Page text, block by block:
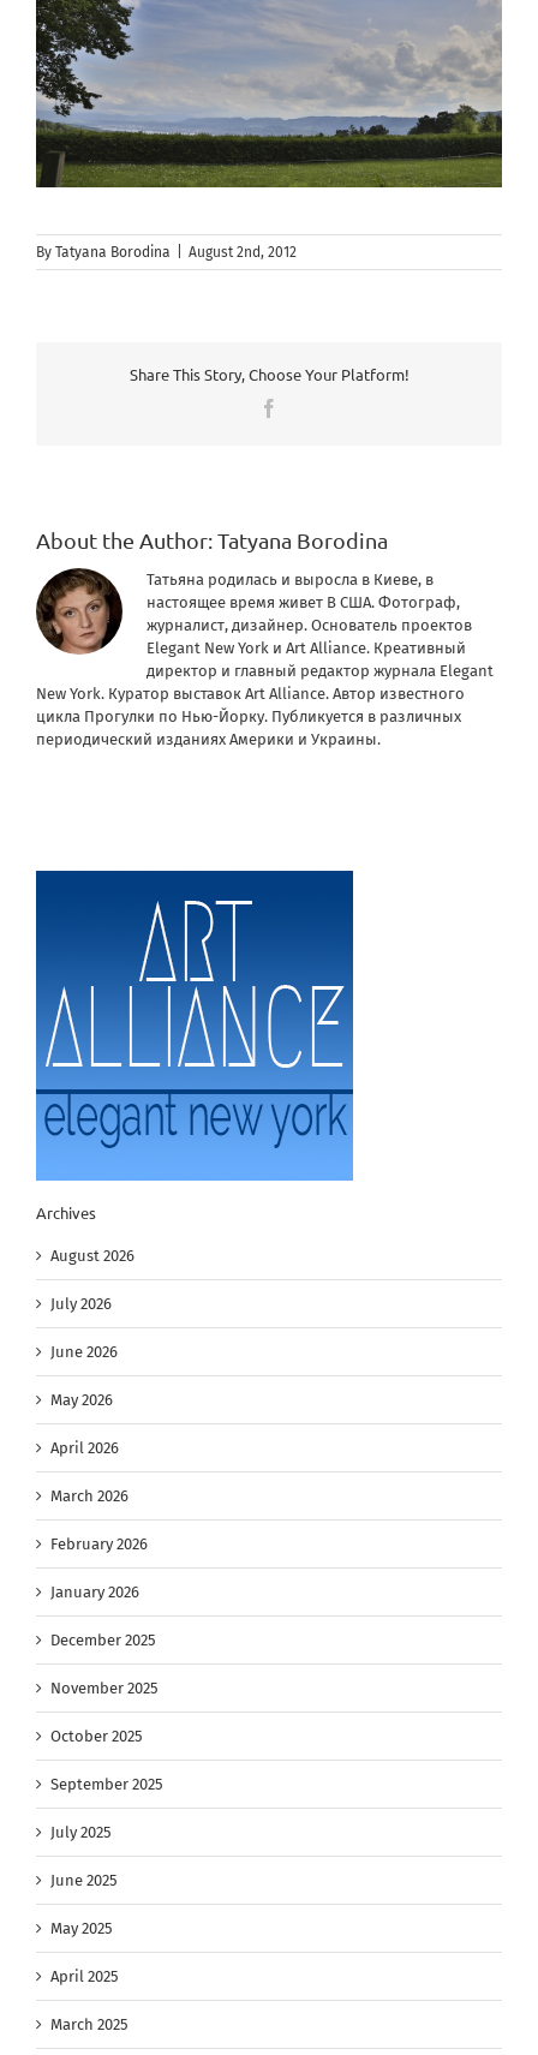
By Tatyana Borodina August 2nd, 2012
Share This Story, Choose Your Platform!
About the Author:Tatyana Borodina
Татьяна родилась и выросла в Киеве, в
настоящее время живет В США. Фотограф,
журналист, дизайнер. Основатель проектов
Elegant New York и Art Alliance. Креативный
директор и главный редактор журнала Elegant
New York. Куратор выставок Art Alliance. Автор известного
цикла Прогулки по Нью-Йорку. Публикуется в различных
периодический изданиях Америки и Украины.
Archives
August 2026
July 2026
June 2026
May 2026
April 2026
March 2026
February 2026
January 2026
December 2025
November 2025
October 2025
September 2025
July 2025
June 2025
May 2025
April 2025
March 2025